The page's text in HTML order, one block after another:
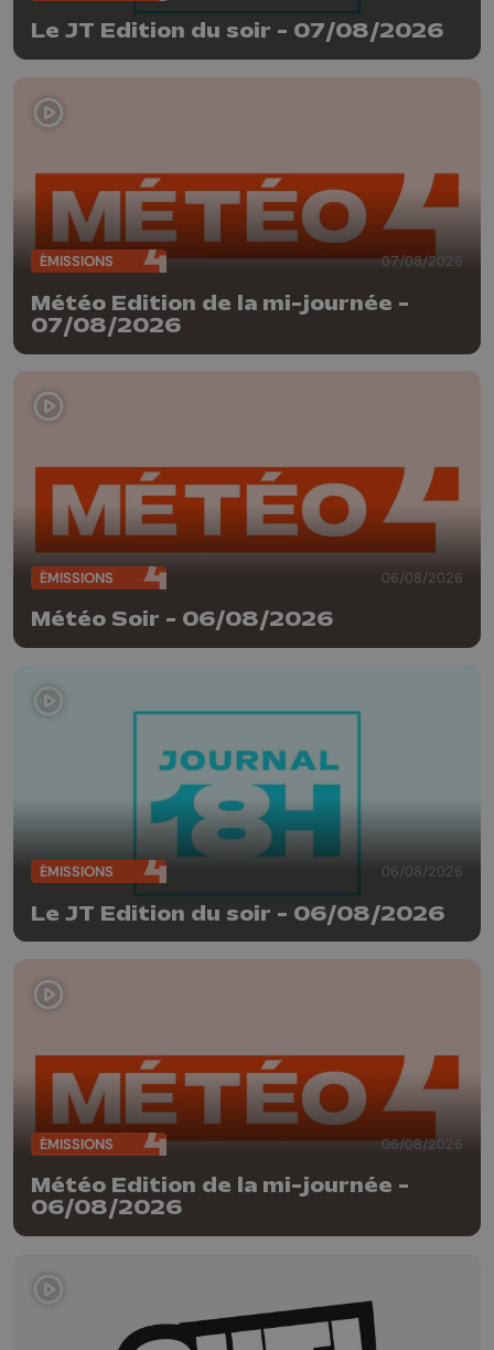
Le JT Edition du soir - 07/08/2026
ÉMISSIONS 07/08/2026
Météo Edition de la mi-journée -
07/08/2026
ÉMISSIONS 06/08/2026
Météo Soir - 06/08/2026
ÉMISSIONS 06/08/2026
Le JT Edition du soir - 06/08/2026
ÉMISSIONS 06/08/2026
Météo Edition de la mi-journée -
06/08/2026